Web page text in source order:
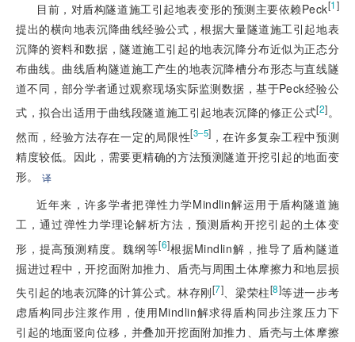
目前，对盾构隧道施工引起地表变形的预测主要依赖Peck[1]
提出的横向地表沉降曲线经验公式，根据大量隧道施工引起地表
沉降的资料和数据，隧道施工引起的地表沉降分布近似为正态分
布曲线。曲线盾构隧道施工产生的地表沉降槽分布形态与直线隧
道不同，部分学者通过观察现场实际监测数据，基于Peck经验公
式，拟合出适用于曲线段隧道施工引起地表沉降的修正公式[2]。
然而，经验方法存在一定的局限性[3–5] ，在许多复杂工程中预测
精度较低。因此，需要更精确的方法预测隧道开挖引起的地面变
形。
译
近年来，许多学者把弹性力学Mindlin解运用于盾构隧道施
工，通过弹性力学理论解析方法，预测盾构开挖引起的土体变
形，提高预测精度。魏纲等[6]根据Mindlin解，推导了盾构隧道
掘进过程中，开挖面附加推力、盾壳与周围土体摩擦力和地层损
失引起的地表沉降的计算公式。林存刚[7]、梁荣柱[8]等进一步考
虑盾构同步注浆作用，使用Mindlin解求得盾构同步注浆压力下
引起的地面竖向位移，并叠加开挖面附加推力、盾壳与土体摩擦